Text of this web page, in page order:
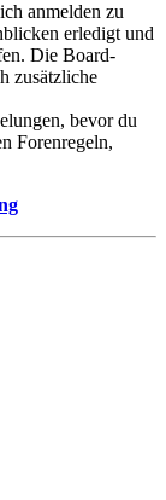
anmelden zu
erledigt und
Die Board-
zusätzliche
bevor du
Forenregeln,